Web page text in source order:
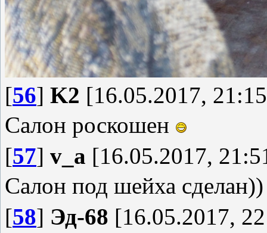
[56] K2 [16.05.2017,
Салон роскошен
[57] v_a [16.05.2017,
Салон под шейха сделан))
[58] Эд-68 [16.05.2017,